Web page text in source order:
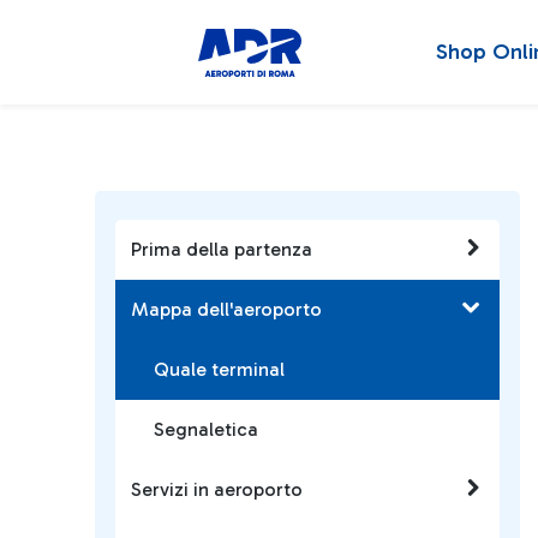
Shop
Prima della partenza
Mappa dell'aeroporto
Quale terminal
Segnaletica
Servizi in aeroporto